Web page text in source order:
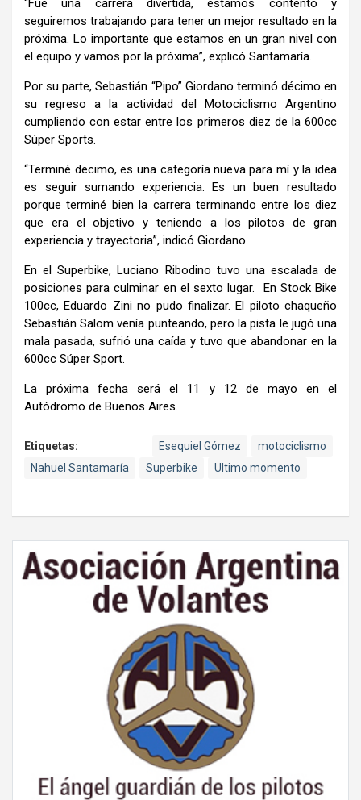
seguiremos trabajando para tener un mejor resultado en la
próxima. Lo importante que estamos en un gran nivel con
el equipo y vamos por la próxima”, explicó Santamaría.
Por su parte, Sebastián “Pipo” Giordano terminó décimo en
su regreso a la actividad del Motociclismo Argentino
cumpliendo con estar entre los primeros diez de la 600cc
Súper Sports.
“Terminé decimo, es una categoría nueva para mí y la idea
es seguir sumando experiencia. Es un buen resultado
porque terminé bien la carrera terminando entre los diez
que era el objetivo y teniendo a los pilotos de gran
experiencia y trayectoria”, indicó Giordano.
En el Superbike, Luciano Ribodino tuvo una escalada de
posiciones para culminar en el sexto lugar. En Stock Bike
100cc, Eduardo Zini no pudo finalizar. El piloto chaqueño
Sebastián Salom venía punteando, pero la pista le jugó una
mala pasada, sufrió una caída y tuvo que abandonar en la
600cc Súper Sport.
La próxima fecha será el 11 y 12 de mayo en el
Autódromo de Buenos Aires.
Etiquetas: Esequiel Gómez
motociclismo
Nahuel Santamaría
Superbike Ultimo momento